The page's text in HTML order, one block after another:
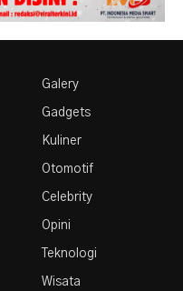
Galery
Gadgets
Kuliner
Otomotif
Celebrity
Opini
Teknologi
Wisata